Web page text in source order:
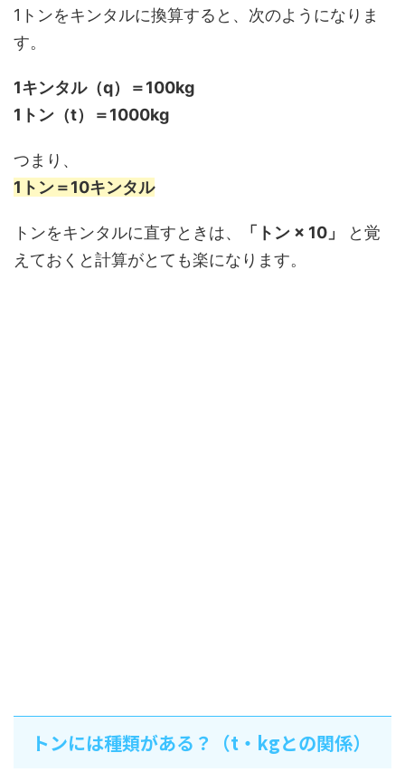
1トンをキンタルに換算すると、次のようになりま
す。
1キンタル（q）＝100kg
1トン（t）＝1000kg
つまり、
1トン＝10キンタル
トンをキンタルに直すときは、 「トン × 10」
と覚
えておくと計算がとても楽になります。
トンには種類がある？（t・kgとの関係）